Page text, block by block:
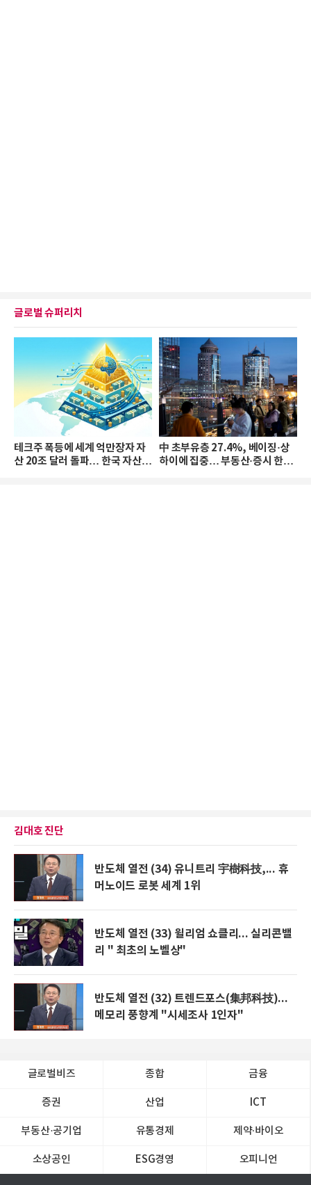
글로벌 슈퍼리치
테크주 폭등에 세계 억만장자 자
산 20조 달러 돌파… 한국 자산
中 초부유층 27.4%, 베이징·상
하이에 집중… 부동산·증시 한파
김대호 진단
반도체 열전 (34) 유니트리 宇樹科技,... 휴
머노이드 로봇 세계 1위
반도체 열전 (33) 윌리엄 쇼클리... 실리콘밸
리 " 최초의 노벨상"
반도체 열전 (32) 트렌드포스(集邦科技)...
메모리 풍향계 "시세조사 1인자"
글로벌비즈 종합 금융
증권 산업 ICT
부동산·공기업 유통경제 제약∙바이오
소상공인 ESG경영 오피니언